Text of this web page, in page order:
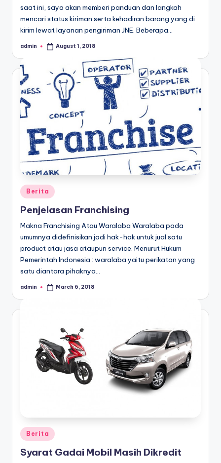
saat ini, saya akan memberi panduan dan langkah
mencari status kiriman serta kehadiran barang yang di
kirim lewat layanan pengiriman JNE. Beberapa…
Posted
admin August 1, 2018
Posted
in
Berita
Penjelasan Franchising
Makna Franchising Atau Waralaba Waralaba pada
umumnya didefinisikan jadi hak-hak untuk jual satu
product atau jasa ataupun service. Menurut Hukum
Pemerintah Indonesia : waralaba yaitu perikatan yang
satu diantara pihaknya…
Posted
admin March 6, 2018
Posted
in
Berita
Syarat Gadai Mobil Masih Dikredit